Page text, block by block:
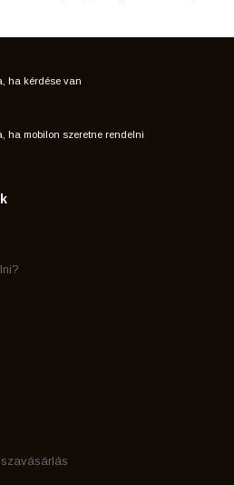
ha kérdése van
ha mobilon szeretne rendelni